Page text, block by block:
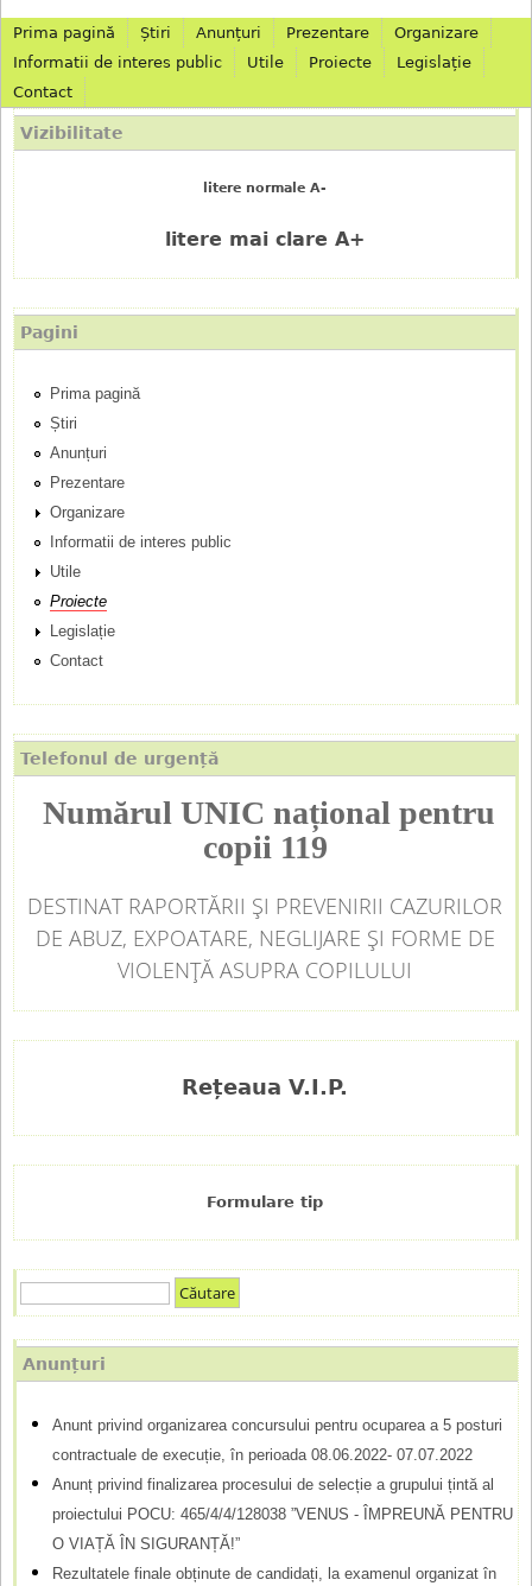
M
e
n
i
u
p
r
i
n
c
i
p
a
l
Prima pagină Știri Anunțuri Prezentare
Organizare
Informatii de interes public
Utile Proiecte
Legislație
Contact
Vizibilitate
litere normale A-
litere mai clare A+
Pagini
Prima pagină
Știri
Anunțuri
Prezentare
Organizare
Informatii de interes public
Utile
Proiecte
Legislație
Contact
Telefonul de urgență
Numărul UNIC național pentru
copii 119
DESTINAT RAPORTĂRII ȘI PREVENIRII CAZURILOR
DE ABUZ, EXPOATARE, NEGLIJARE ȘI FORME DE
VIOLENȚĂ ASUPRA COPILULUI
Rețeaua V.I.P.
Formulare tip
F
o
m
ă
u
Anunțuri
Anunt privind organizarea concursului pentru ocuparea a 5 posturi
contractuale de execuție, în perioada 08.06.2022- 07.07.2022
Anunț privind finalizarea procesului de selecție a grupului țintă al
proiectului POCU: 465/4/4/128038 ”VENUS - ÎMPREUNĂ PENTRU
O VIAȚĂ ÎN SIGURANȚĂ!”
Rezultatele finale obținute de candidați, la examenul organizat în